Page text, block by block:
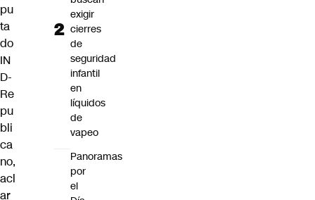
pu
ta
do
IN
D-
Re
pu
bli
ca
no,
acl
ar
exigir
cierres
de
seguridad
infantil
en
líquidos
de
vapeo
Panoramas
por
el